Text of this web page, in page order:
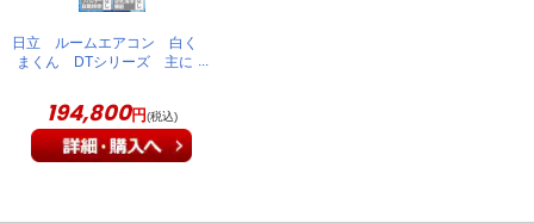
日立 ルームエアコン 白く
まくん DTシリーズ 主に
194,800円(税込)